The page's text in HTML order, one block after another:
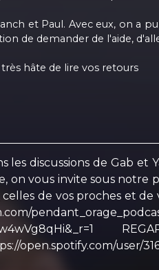
et Paul. Avec eux, on a
de demander de l'aide,
hâte de lire vos retours
les discussions de Gab
on vous invite sous
de vos proches et de
open.spotify.com/user/